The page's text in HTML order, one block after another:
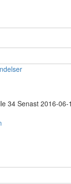
34 Senast 2016-06-